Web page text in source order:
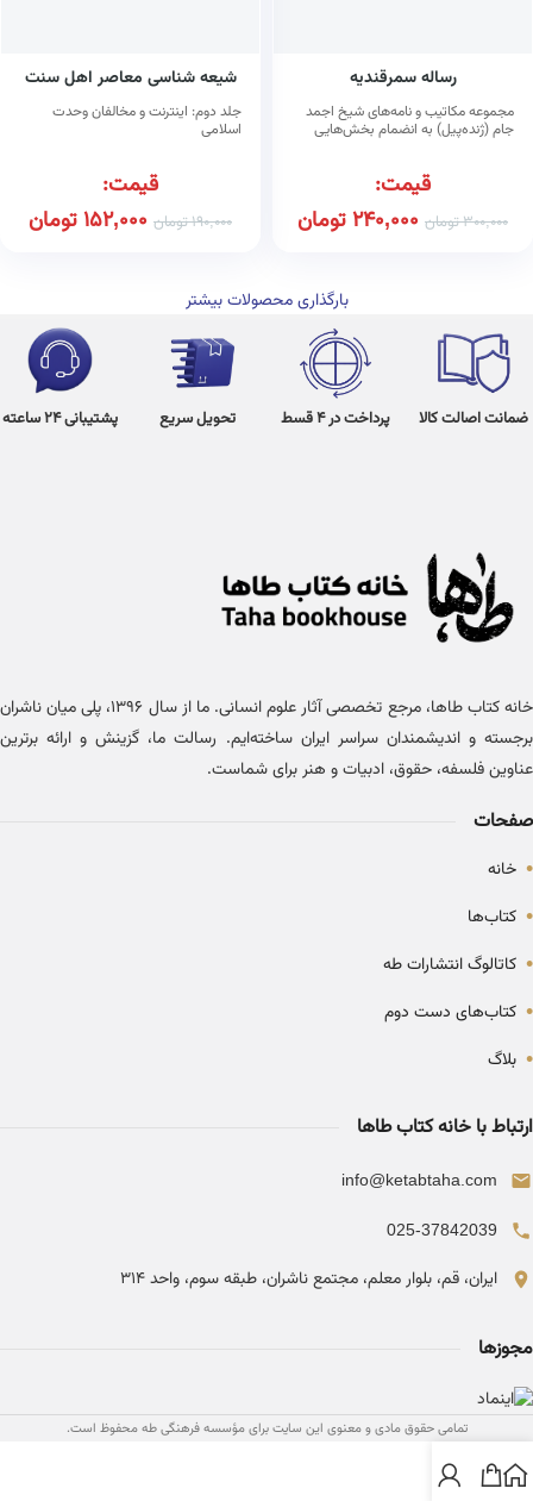
رساله سمرقندیه
مجموعه مکاتیب و نامه‌های شیخ اجمد
جام (ژنده‌پیل) به انضمام بخش‌هایی
قیمت:
300,000تومان 240,000تومان
شیعه شناسی معاصر اهل سنت
جلد دوم: اینترنت و مخالفان وحدت
اسلامی
قیمت:
190,000تومان 152,000تومان
بارگذاری محصولات بیشتر
ضمانت اصالت کالا پرداخت در 4 قسط تحویل سریع پشتیبانی 24 ساعته
خانه کتاب طاها، مرجع تخصصی آثار علوم انسانی. ما از سال ۱۳۹۶، پلی میان ناشران
برجسته و اندیشمندان سراسر ایران ساخته‌ایم. رسالت ما، گزینش و ارائه برترین
عناوین فلسفه، حقوق، ادبیات و هنر برای شماست.
صفحات
• خانه
• کتاب‌ها
• کاتالوگ انتشارات طه
• کتاب‌های دست دوم
• بلاگ
ارتباط با خانه کتاب طاها
info@ketabtaha.com
025-37842039
ایران، قم، بلوار معلم، مجتمع ناشران، طبقه سوم، واحد ۳۱۴
مجوزها
تمامی حقوق مادی و معنوی این سایت برای مؤسسه فرهنگی طه محفوظ است.